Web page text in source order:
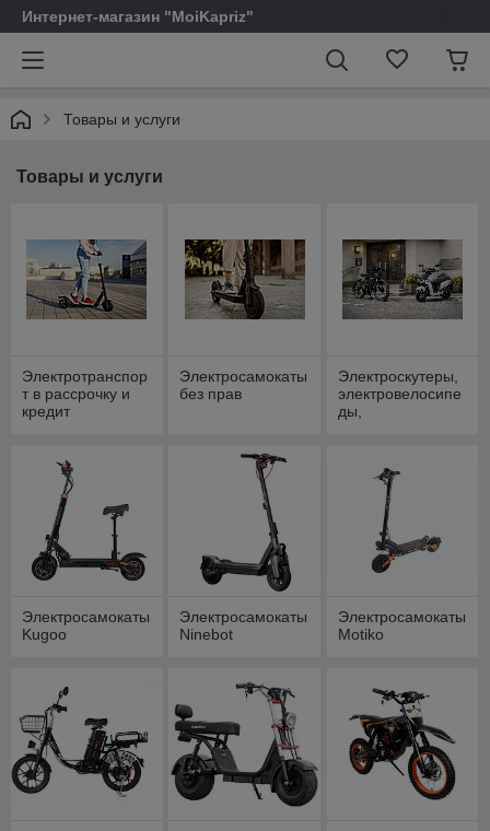
Интернет-магазин "MoiKapriz"
Товары и услуги
Товары и услуги
Электротранспор
т в рассрочку и
кредит
Электросамокаты
без прав
Электроскутеры,
электровелосипе
ды,
Электросамокаты
Kugoo
Электросамокаты
Ninebot
Электросамокаты
Motiko